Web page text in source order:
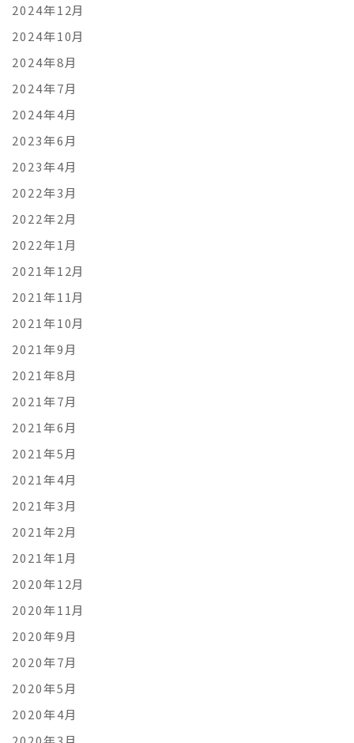
2024年12月
2024年10月
2024年8月
2024年7月
2024年4月
2023年6月
2023年4月
2022年3月
2022年2月
2022年1月
2021年12月
2021年11月
2021年10月
2021年9月
2021年8月
2021年7月
2021年6月
2021年5月
2021年4月
2021年3月
2021年2月
2021年1月
2020年12月
2020年11月
2020年9月
2020年7月
2020年5月
2020年4月